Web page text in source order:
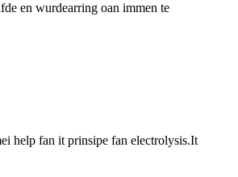
en wurdearring oan immen te
help fan it prinsipe fan electrolysis.It